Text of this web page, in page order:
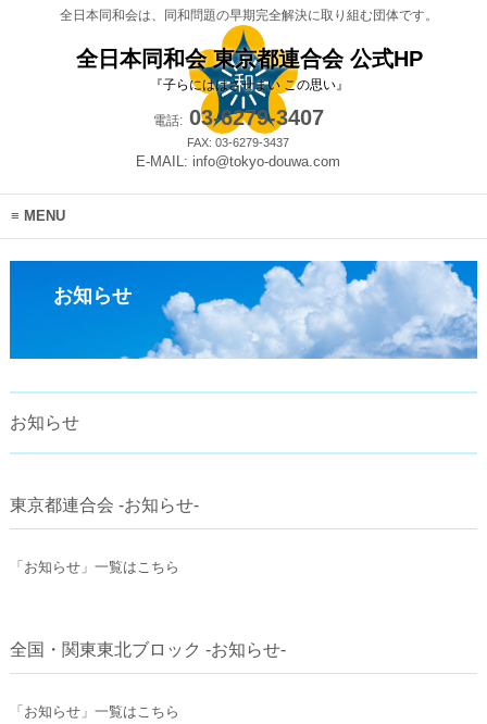
全日本同和会は、同和問題の早期完全解決に取り組む団体です。
全日本同和会 東京都連合会 公式HP
『子らにははさせまい この思い』
電話:03-6279-3407
FAX: 03-6279-3437
E-MAIL: info@tokyo-douwa.com
MENU
お知らせ
お知らせ
東京都連合会 -お知らせ-
「お知らせ」一覧はこちら
全国・関東東北ブロック -お知らせ-
「お知らせ」一覧はこちら